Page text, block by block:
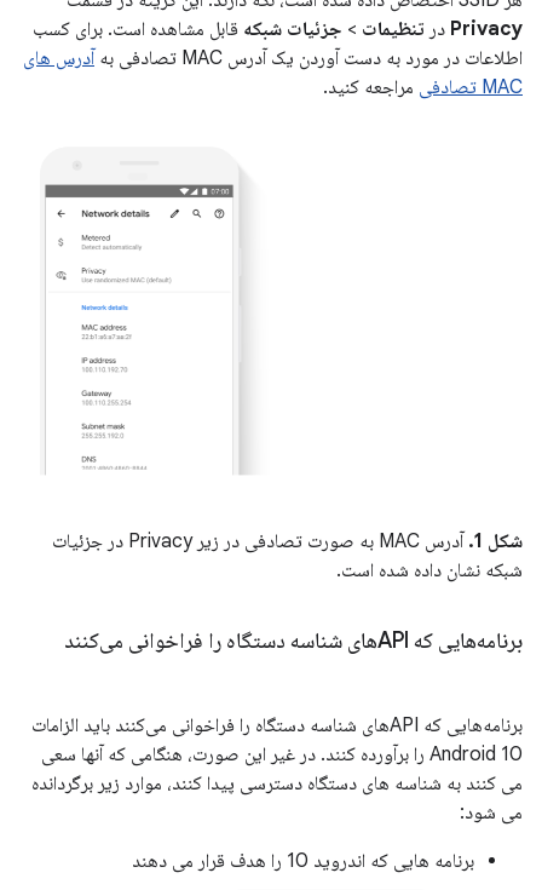
Privacy در تنظیمات > جزئیات شبکه قابل مشاهده است. برای کسب
اطلاعات در مورد به دست آوردن یک آدرس MAC تصادفی به
آدرس های
MAC تصادفی
مراجعه کنید.
شکل 1.
آدرس MAC به صورت تصادفی در زیر Privacy در جزئیات
شبکه نشان داده شده است.
برنامه‌هایی که APIهای شناسه دستگاه را فراخوانی می‌کنند
برنامه‌هایی که APIهای شناسه دستگاه را فراخوانی می‌کنند باید الزامات
Android 10 را برآورده کنند. در غیر این صورت، هنگامی که آنها سعی
می کنند به شناسه های دستگاه دسترسی پیدا کنند، موارد زیر برگردانده
می شود:
برنامه هایی که اندروید 10 را هدف قرار می دهند